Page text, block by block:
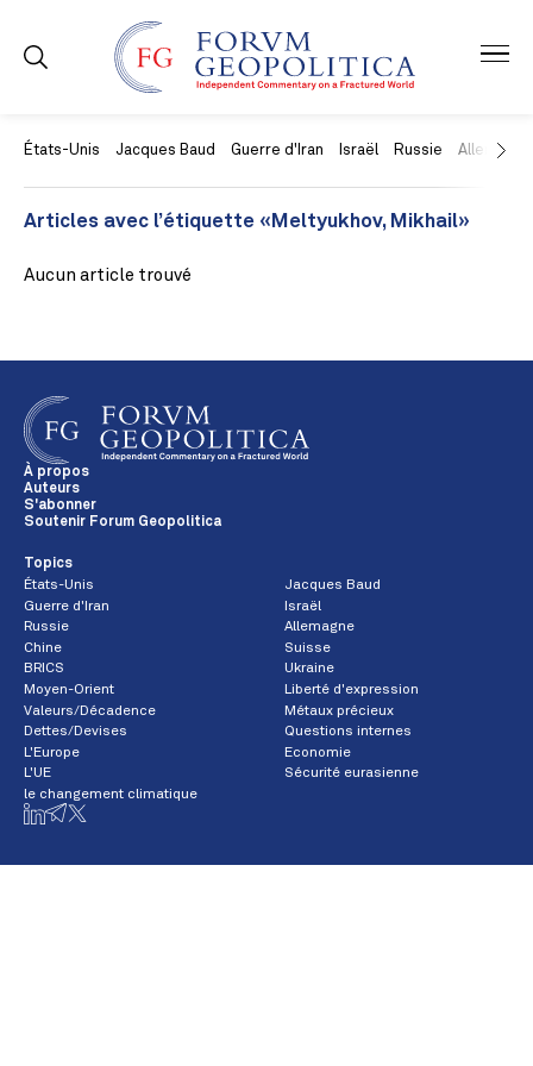
États-Unis Jacques Baud Guerre d'Iran Israël Russie Allemagne
Articles avec l’étiquette «Meltyukhov, Mikhail»
Aucun article trouvé
À propos
Auteurs
S'abonner
Soutenir Forum Geopolitica
Topics
États-Unis
Jacques Baud
Guerre d'Iran
Israël
Russie
Allemagne
Chine
Suisse
BRICS
Ukraine
Moyen-Orient
Liberté d'expression
Valeurs/Décadence
Métaux précieux
Dettes/Devises
Questions internes
L'Europe
Economie
L'UE
Sécurité eurasienne
le changement climatique